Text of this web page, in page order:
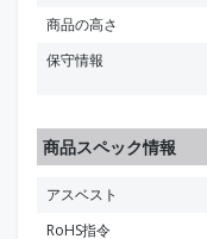
商品の高さ
保守情報
商品スペック情報
アスベスト
RoHS指令